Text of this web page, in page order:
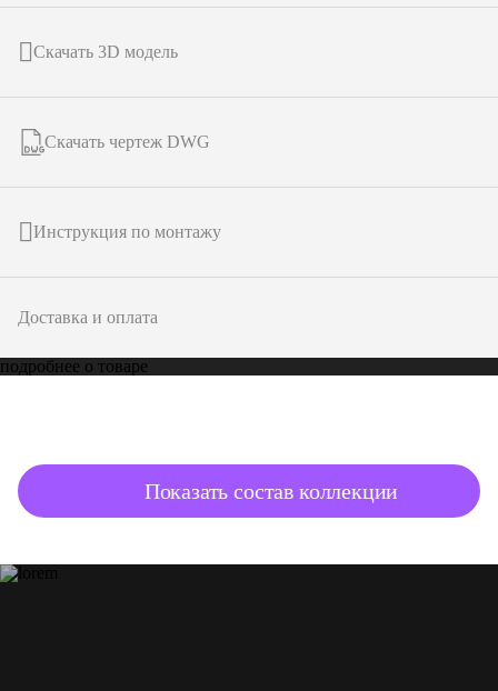
Скачать 3D модель
Скачать чертеж DWG
Инструкция по монтажу
Доставка и оплата
подробнее о товаре
Показать состав коллекции